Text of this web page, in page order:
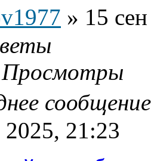
» 15
Просмотры
2025, 21:23